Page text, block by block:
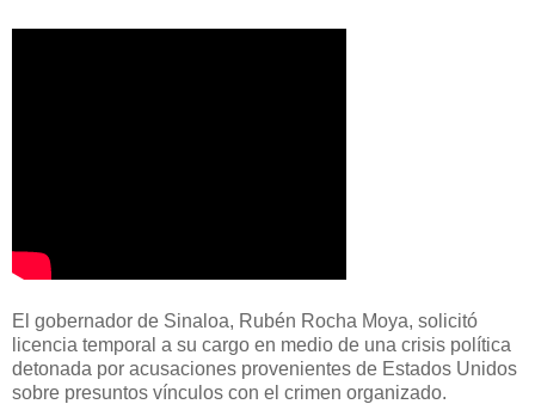
El gobernador de Sinaloa, Rubén Rocha Moya, solicitó
licencia temporal a su cargo en medio de una crisis política
detonada por acusaciones provenientes de Estados Unidos
sobre presuntos vínculos con el crimen organizado.